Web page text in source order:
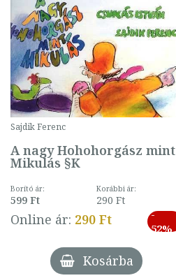
Sajdik Ferenc
A nagy Hohohorgász mint
Mikulás §K
Borító ár:
599 Ft
Korábbi ár:
290 Ft
Online ár: 290 Ft
-
52%
Kosárba